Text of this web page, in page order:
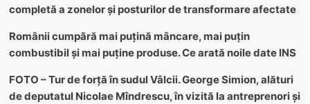
completă a zonelor și posturilor de transformare afectate
Românii cumpără mai puțină mâncare, mai puțin
combustibil și mai puține produse. Ce arată noile date INS
FOTO – Tur de forță în sudul Vâlcii. George Simion, alături
de deputatul Nicolae Mîndrescu, în vizită la antreprenori și